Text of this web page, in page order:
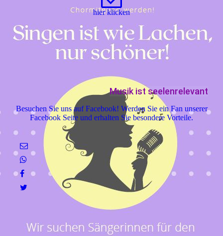
hier klicken
Musik ist seelenrelevant
Besuchen Sie uns auf Facebook! Werden Sie ein Fan unserer
Facebook Seite und erhalten Sie besondere Vorteile.